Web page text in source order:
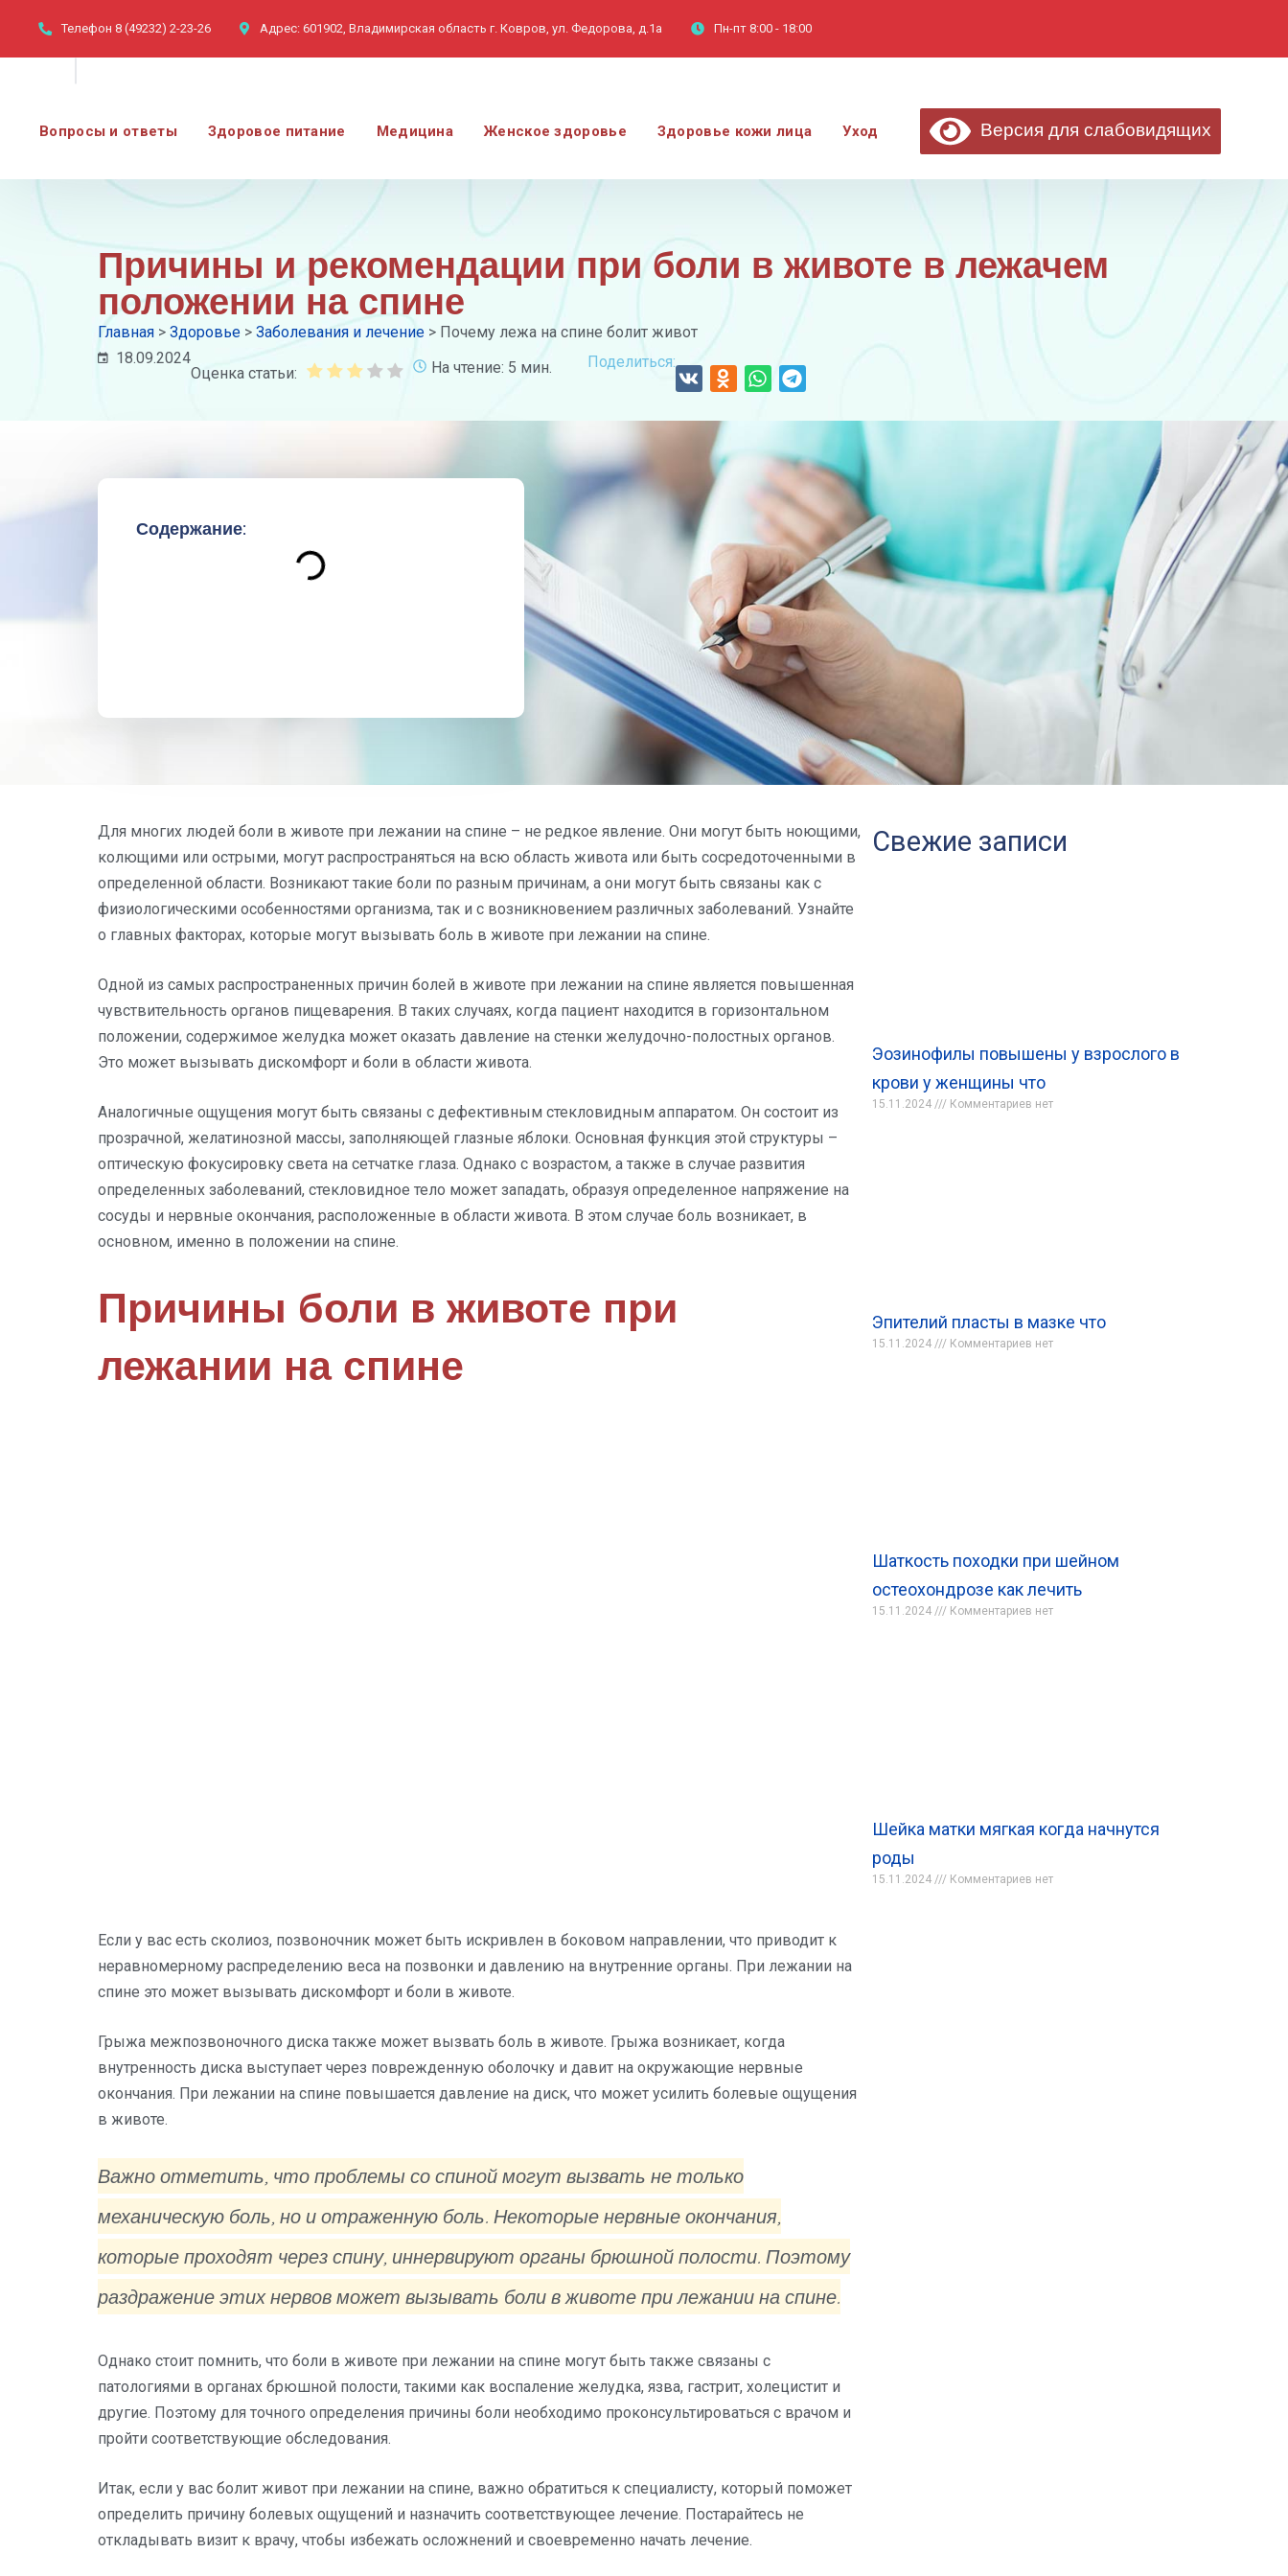
Телефон 8 (49232) 2-23-26 Адрес: 601902, Владимирская область г. Ковров, ул. Федорова, д.1а Пн-пт 8:00 - 18:00
Вопросы и ответы Здоровое питание Медицина Женское здоровье Здоровье кожи лица Уход Версия для слабовидящих
Причины и рекомендации при боли в животе в лежачем
положении на спине
Главная > Здоровье > Заболевания и лечение > Почему лежа на спине болит живот
18.09.2024
Оценка статьи:
На чтение: 5 мин. Поделиться:
Содержание:
Для многих людей боли в животе при лежании на спине – не редкое явление. Они могут быть ноющими,
колющими или острыми, могут распространяться на всю область живота или быть сосредоточенными в
определенной области. Возникают такие боли по разным причинам, а они могут быть связаны как с
физиологическими особенностями организма, так и с возникновением различных заболеваний. Узнайте
о главных факторах, которые могут вызывать боль в животе при лежании на спине.
Одной из самых распространенных причин болей в животе при лежании на спине является повышенная
чувствительность органов пищеварения. В таких случаях, когда пациент находится в горизонтальном
положении, содержимое желудка может оказать давление на стенки желудочно-полостных органов.
Это может вызывать дискомфорт и боли в области живота.
Аналогичные ощущения могут быть связаны с дефективным стекловидным аппаратом. Он состоит из
прозрачной, желатинозной массы, заполняющей глазные яблоки. Основная функция этой структуры –
оптическую фокусировку света на сетчатке глаза. Однако с возрастом, а также в случае развития
определенных заболеваний, стекловидное тело может западать, образуя определенное напряжение на
сосуды и нервные окончания, расположенные в области живота. В этом случае боль возникает, в
основном, именно в положении на спине.
Причины боли в животе при
лежании на спине
Если у вас есть сколиоз, позвоночник может быть искривлен в боковом направлении, что приводит к
неравномерному распределению веса на позвонки и давлению на внутренние органы. При лежании на
спине это может вызывать дискомфорт и боли в животе.
Грыжа межпозвоночного диска также может вызвать боль в животе. Грыжа возникает, когда
внутренность диска выступает через поврежденную оболочку и давит на окружающие нервные
окончания. При лежании на спине повышается давление на диск, что может усилить болевые ощущения
в животе.
Важно отметить, что проблемы со спиной могут вызвать не только
механическую боль, но и отраженную боль. Некоторые нервные окончания,
которые проходят через спину, иннервируют органы брюшной полости. Поэтому
раздражение этих нервов может вызывать боли в животе при лежании на спине.
Однако стоит помнить, что боли в животе при лежании на спине могут быть также связаны с
патологиями в органах брюшной полости, такими как воспаление желудка, язва, гастрит, холецистит и
другие. Поэтому для точного определения причины боли необходимо проконсультироваться с врачом и
пройти соответствующие обследования.
Итак, если у вас болит живот при лежании на спине, важно обратиться к специалисту, который поможет
определить причину болевых ощущений и назначить соответствующее лечение. Постарайтесь не
откладывать визит к врачу, чтобы избежать осложнений и своевременно начать лечение.
Свежие записи
Эозинофилы повышены у взрослого в
крови у женщины что
15.11.2024 Комментариев нет
Эпителий пласты в мазке что
15.11.2024 Комментариев нет
Шаткость походки при шейном
остеохондрозе как лечить
15.11.2024 Комментариев нет
Шейка матки мягкая когда начнутся
роды
15.11.2024 Комментариев нет